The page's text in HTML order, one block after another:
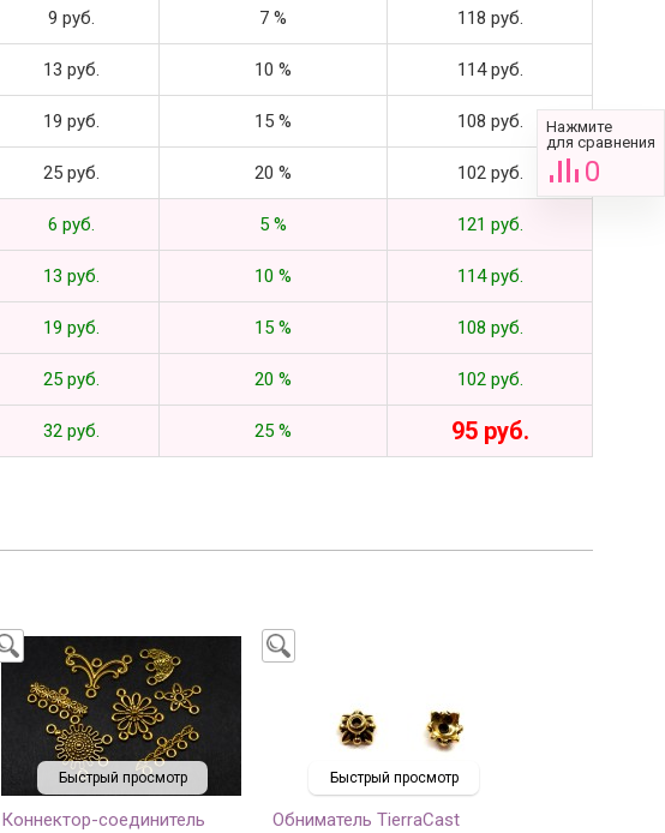
9 руб. 7 % 118 руб.
13 руб. 10 % 114 руб.
19 руб. 15 % 108 руб.
25 руб. 20 % 102 руб.
6 руб. 5 % 121 руб.
13 руб. 10 % 114 руб.
19 руб. 15 % 108 руб.
25 руб. 20 % 102 руб.
32 руб. 25 % 95 руб.
Быстрый просмотр
Коннектор-соединитель
Быстрый просмотр
Обниматель TierraCast
Нажмите
для сравнения
0